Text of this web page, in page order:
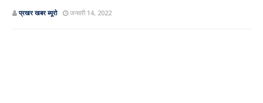
प्रखर खबर ब्‍यूरो जनवरी 14, 2022